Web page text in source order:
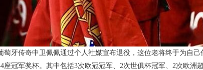
萄牙传奇中卫佩佩通过个人社媒宣布退役，这位老将终于为自
座冠军奖杯。其中包括3次欧冠冠军、2次世俱杯冠军、2次欧洲